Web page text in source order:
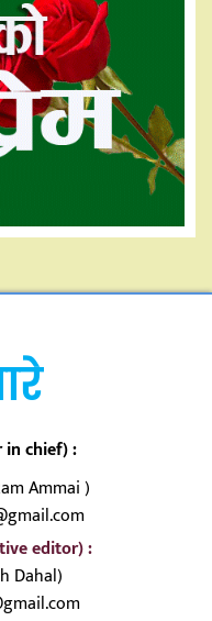
in chief) :
Ammai )
editor) :
Dahal)